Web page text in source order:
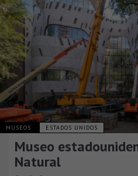
MUSEOS ESTADOS UNIDOS
Museo
Natural